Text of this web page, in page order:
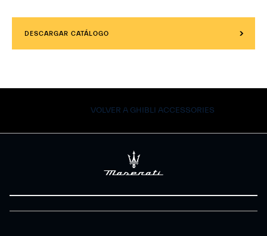
DESCARGAR CATÁLOGO
VOLVER A GHIBLI ACCESSORIES